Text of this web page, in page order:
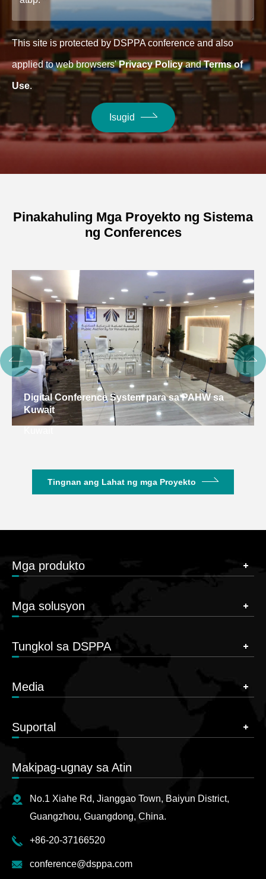
This site is protected by DSPPA conference and also
applied to web browsers'Privacy PolicyandTerms of
Use.
Isugid
Pinakahuling Mga Proyekto ng Sistema
ng Conferences
Digital Conference System para sa PAHW sa
Kuwait
Tingnan ang Lahat ng mga Proyekto
Mga produkto
Mga solusyon
Tungkol sa DSPPA
Media
Suportal
Makipag-ugnay sa Atin
No.1 Xiahe Rd, Jianggao Town, Baiyun District,
Guangzhou, Guangdong, China.
+86-20-37166520
conference@dsppa.com